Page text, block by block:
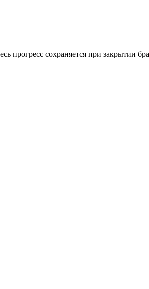
прогресс сохраняется при закрытии